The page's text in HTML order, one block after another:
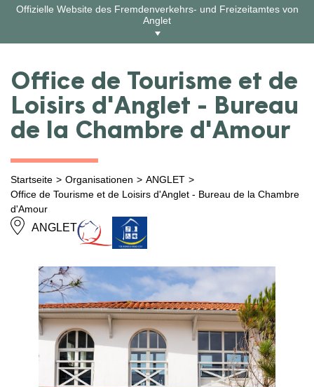
ZumOffizielle Website des Fremdenverkehrs- und Freizeitamtes von
Anglet
Office de Tourisme et de
Loisirs d'Anglet - Bureau
de la Chambre d'Amour
Startseite Organisationen
ANGLET
Office de Tourisme et de Loisirs d'Anglet - Bureau de la Chambre
d'Amour
ANGLET